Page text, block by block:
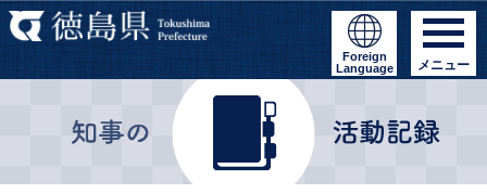
Foreign
Language
メニュー